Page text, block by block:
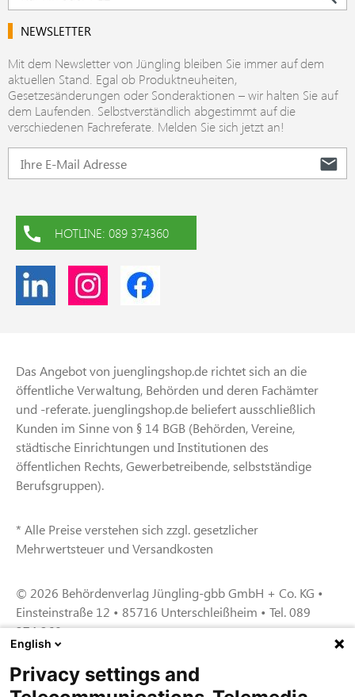
NEWSLETTER
Mit dem Newsletter von Jüngling bleiben Sie immer auf dem
aktuellen Stand. Egal ob Produktneuheiten,
Gesetzesänderungen oder Sonderaktionen – wir halten Sie auf
dem Laufenden. Selbstverständlich abgestimmt auf die
verschiedenen Fachreferate. Melden Sie sich jetzt an!
HOTLINE: 089 374360
Das Angebot von juenglingshop.de richtet sich an die
öffentliche Verwaltung, Behörden und deren Fachämter
und -referate. juenglingshop.de beliefert ausschließlich
Kunden im Sinne von § 14 BGB (Behörden, Vereine,
städtische Einrichtungen und Institutionen des
öffentlichen Rechts, Gewerbetreibende, selbstständige
Berufsgruppen).
* Alle Preise verstehen sich zzgl. gesetzlicher
Mehrwertsteuer und Versandkosten
© 2026 Behördenverlag Jüngling-gbb GmbH + Co. KG •
Einsteinstraße 12 • 85716 Unterschleißheim • Tel. 089
374 360
Zertifiziert für das Sicherheitsmanagem
English
Privacy settings and